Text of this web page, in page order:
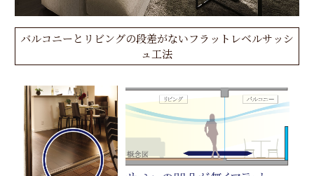
バルコニーとリビングの段差がないフラットレベルサッシ
ュ工法